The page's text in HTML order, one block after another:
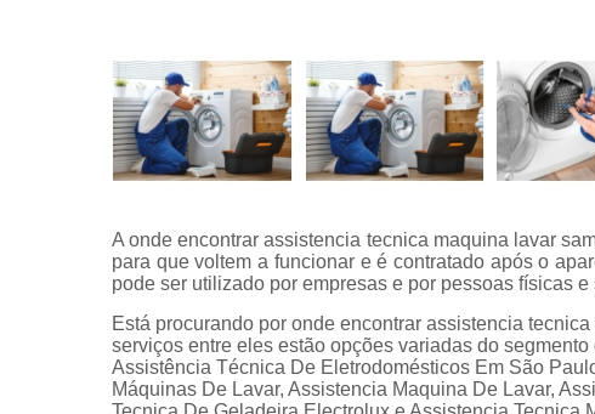
Conserto de
máquinas de
lavar
Consertos de
adega
geladeiras
expositoras
fogões
Instalação de
máquinas de
A onde encontrar assistencia tecnica maquina lavar
para que voltem a funcionar e é contratado após o
pode ser utilizado por empresas e por pessoas físicas
Está procurando por onde encontrar assistencia
serviços entre eles estão opções variadas do
Assistência Técnica De Eletrodomésticos Em São
Máquinas De Lavar, Assistencia Maquina De Lavar,